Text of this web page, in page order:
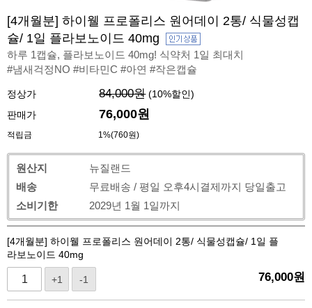
[4개월분] 하이웰 프로폴리스 원어데이 2통/ 식물성캡
슐/ 1일 플라보노이드 40mg
하루 1캡슐, 플라보노이드 40mg! 식약처 1일 최대치
#냄새걱정NO #비타민C #아연 #작은캡슐
정상가 84,000원 (10%할인)
판매가
76,000원
적립금 1%(760원)
원산지
뉴질랜드
배송
무료배송 / 평일 오후4시결제까지 당일출고
소비기한
2029년 1월 1일까지
[4개월분] 하이웰 프로폴리스 원어데이 2통/ 식물성캡슐/ 1일 플
라보노이드 40mg
+1 -1 76,000원